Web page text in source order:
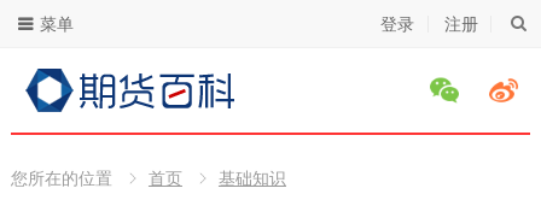
登录 注册
菜单
您所在的位置 首页 基础知识